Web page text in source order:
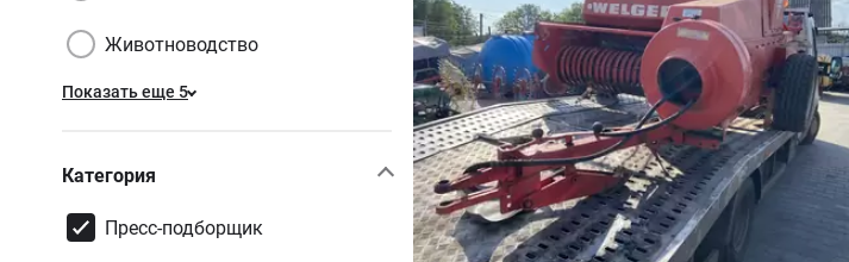
Животноводство
Показать еще 5
Категория
Пресс-подборщик